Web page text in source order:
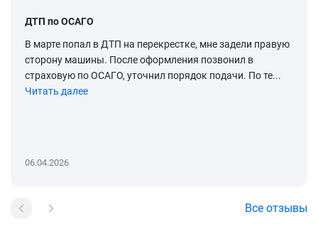
ДТП по ОСАГО
В марте попал в ДТП на перекрестке, мне задели правую
сторону машины. После оформления позвонил в
страховую по ОСАГО, уточнил порядок подачи. По те...
Читать далее
06.04.2026
Все отзывы